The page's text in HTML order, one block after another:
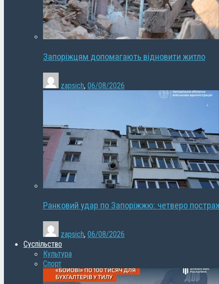
Запоріжцям допомагають відновити житло
zapsich, 06/08/2026
Ранковий удар по Запоріжжю: четверо
zapsich, 06/08/2026
Суспільство
Культура
Спорт